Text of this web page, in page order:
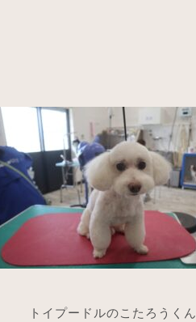
トイプードルのこたろうくん